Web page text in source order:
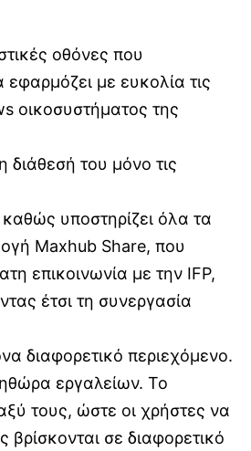
οθόνες που
με ευκολία τις
οικοσυστήματος της
διάθεσή του μόνο τις
υποστηρίζει όλα τα
Maxhub Share, που
επικοινωνία με την IFP,
έτσι τη συνεργασία
διαφορετικό περιεχόμενο.
εργαλείων. Το
τους, ώστε οι χρήστες να
σε διαφορετικό